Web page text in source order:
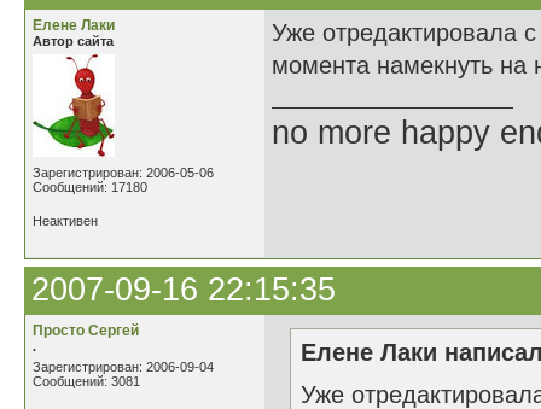
Елене Лаки
Автор сайта
Зарегистрирован: 2006-05-06
Сообщений: 17180
Уже отредактировала
момента намекнуть на
no more happy
Неактивен
2007-09-16 22:15:35
Просто Сергей
.
Зарегистрирован: 2006-09-04
Сообщений: 3081
Елене Лаки
Уже